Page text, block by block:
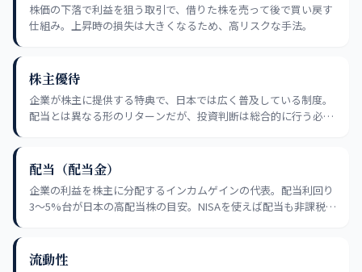
株価の下落で利益を狙う取引で、借りた株を売って後で買い戻す
仕組み。上昇時の損失は大きくなるため、高リスクな手法。
株主優待
企業が株主に提供する特典で、日本では広く普及している制度。
配当とは異なる形のリターンだが、投資判断は総合的に行う必要
配当（配当金）
企業の利益を株主に分配するインカムゲインの代表。配当利回り
3〜5%台が日本の高配当株の目安。NISAを使えば配当も非課税に
流動性